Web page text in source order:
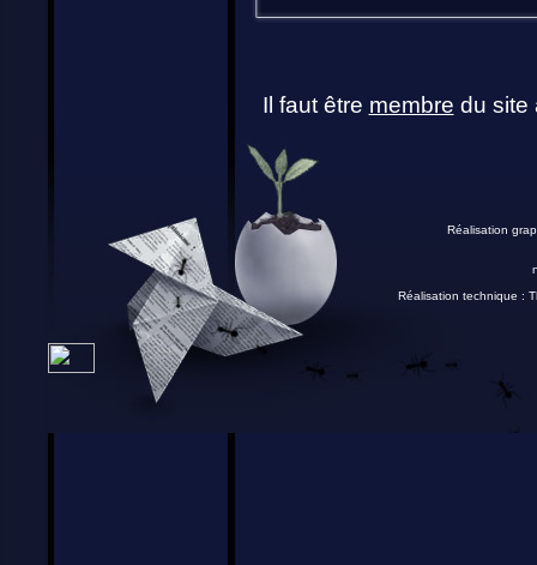
Il faut être membre du site
Réalisation
Réalisation technique :